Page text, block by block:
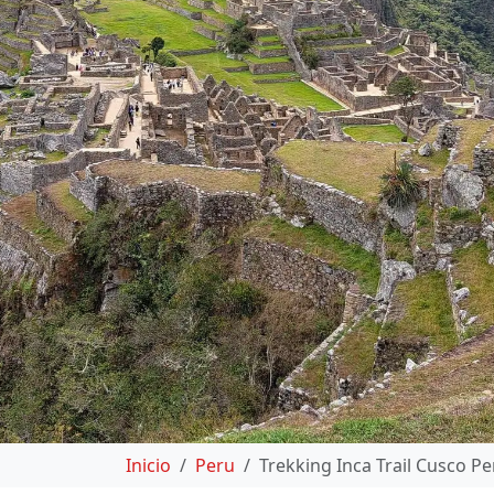
Inicio Peru Trekking Inca Trail Cusco